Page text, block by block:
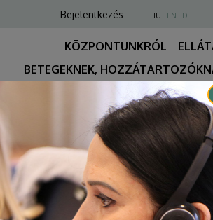
Anonim
fiók
menüje
Bejelentkezés HU EN DE
KÖZPONTUNKRÓL
BETEGEKNEK,
REELS-